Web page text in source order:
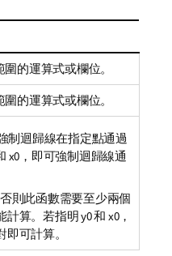
圍的運算式或欄位。
圍的運算式或欄位。
制迴歸線在指定點通過
x0 ，即可強制迴歸線通
否則此函數需要至少兩個
計算。若指明y0和 x0，
即可計算。